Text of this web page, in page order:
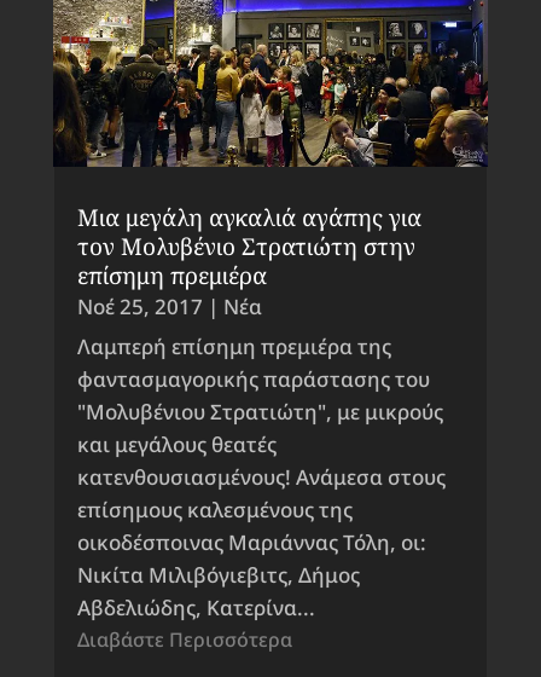
Μια μεγάλη αγκαλιά αγάπης για
τον Μολυβένιο Στρατιώτη στην
επίσημη πρεμιέρα
Νοέ 25, 2017 | Νέα
Λαμπερή επίσημη πρεμιέρα της
φαντασμαγορικής παράστασης του
"Μολυβένιου Στρατιώτη", με μικρούς
και μεγάλους θεατές
κατενθουσιασμένους! Ανάμεσα στους
επίσημους καλεσμένους της
οικοδέσποινας Μαριάννας Τόλη, οι:
Νικίτα Μιλιβόγιεβιτς, Δήμος
Αβδελιώδης, Κατερίνα...
Διαβάστε Περισσότερα